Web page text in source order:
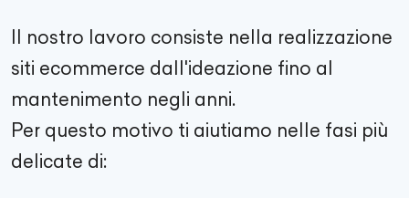
Il nostro lavoro consiste nella realizzazione
siti ecommerce dall'ideazione fino al
mantenimento negli anni.
Per questo motivo ti aiutiamo nelle fasi più
delicate di: